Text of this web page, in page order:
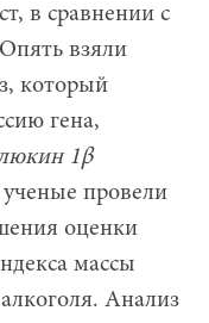
в сравнении с
взяли
который
гена,
1β
провели
оценки
массы
Анализ